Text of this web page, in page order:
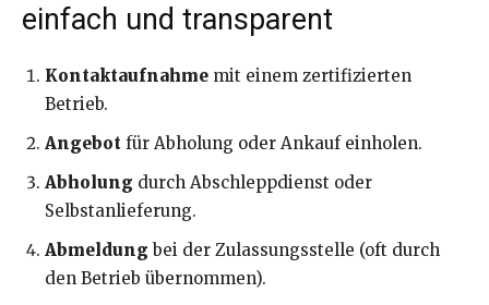
einfach und transparent
Kontaktaufnahme mit einem zertifizierten
Betrieb.
Angebot für Abholung oder Ankauf einholen.
Abholung durch Abschleppdienst oder
Selbstanlieferung.
Abmeldung bei der Zulassungsstelle (oft durch
den Betrieb übernommen).